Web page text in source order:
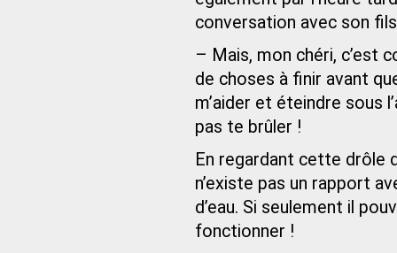
conversation avec son
– Mais, mon chéri, c’est
de choses à finir avant
m’aider et éteindre sous
pas te brûler !
En regardant cette drôle
n’existe pas un rapport
d’eau. Si seulement il
fonctionner !